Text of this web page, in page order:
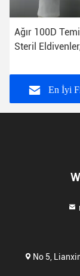
Ağır 100D
Steril
Ciltleme
En İyi
No 5,